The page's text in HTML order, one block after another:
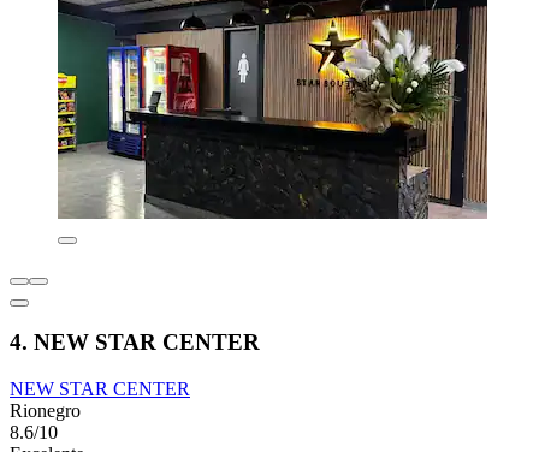
4. NEW STAR CENTER
NEW STAR CENTER
Rionegro
8.6/10